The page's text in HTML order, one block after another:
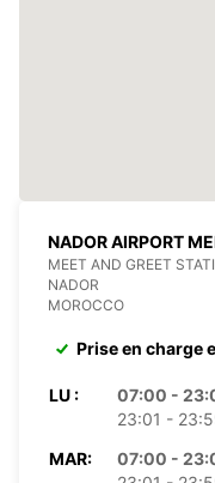
NADOR AIRPORT
MEET AND GREET
NADOR
MOROCCO
Prise en charge
LU :
07:00 -
23:01 -
MAR:
07:00 -